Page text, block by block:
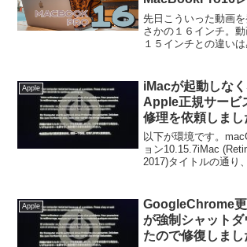
先日こういった動画
さかの１６インチ。動
１５インチとの違い
全く別次元なのではな
行機や新幹線など移
Apple
iMacが起動しな
Apple正規サービ
修理を依頼しまし
以下が環境です。
ョン10.15.7iMac
2017)タイトルの通り
る...
Apple
GoogleChrome
が強制シャット
たので修復しまし